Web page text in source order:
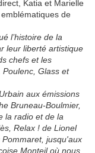
Katia et Marielle
de
l’histoire de la
leur liberté artistique
chefs et les
Glass et
aux émissions
Bruneau-Boulmier,
la radio et de la
Relax ! de Lionel
jusqu'aux
Monteil où nous